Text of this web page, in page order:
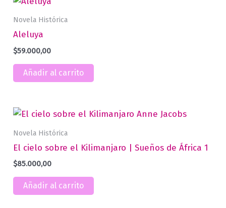
Novela Histórica
Aleluya
$59.000,00
Añadir al carrito
Novela Histórica
El cielo sobre el Kilimanjaro | Sueños de África 1
$85.000,00
Añadir al carrito